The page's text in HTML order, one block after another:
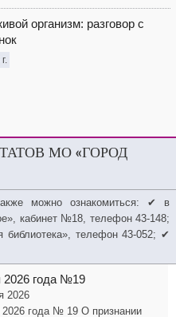
организм: разговор с
МО «ГОРОД
можно ознакомиться: ✔ в
кабинет №18, телефон 43-148;
телефон 43-052; ✔
2026 года №19
2026
года № 19 О признании